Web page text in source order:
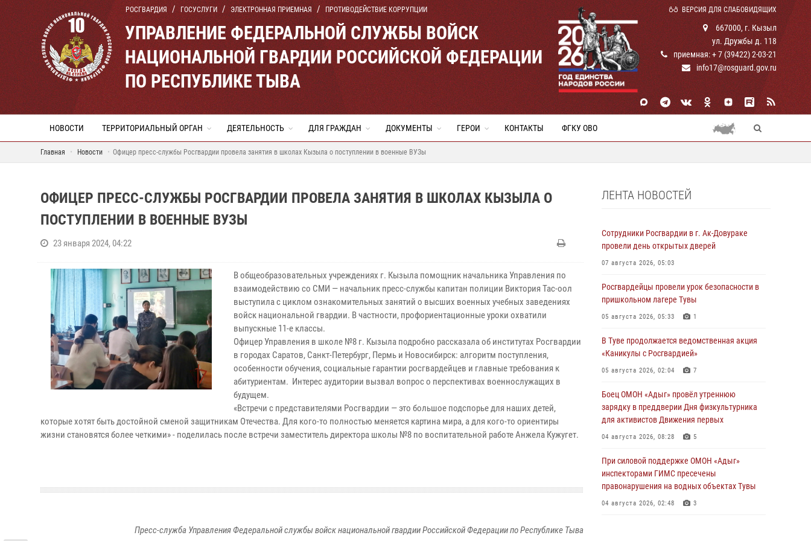
РОСГВАРДИЯ ГОСУСЛУГИ ЭЛЕКТРОННАЯ ПРИЕМНАЯ ПРОТИВОДЕЙСТВИЕ КОРРУПЦИИ ВЕРСИЯ ДЛЯ СЛАБОВИДЯЩИХ
УПРАВЛЕНИЕ ФЕДЕРАЛЬНОЙ СЛУЖБЫ ВОЙСК
НАЦИОНАЛЬНОЙ ГВАРДИИ РОССИЙСКОЙ ФЕДЕРАЦИИ
ПО РЕСПУБЛИКЕ ТЫВА
667000, г. Кызыл
ул. Дружбы д. 118
приемная: + 7 (39422) 2-03-21
info17@rosguard.gov.ru
НОВОСТИ ТЕРРИТОРИАЛЬНЫЙ ОРГАН ДЕЯТЕЛЬНОСТЬ ДЛЯ ГРАЖДАН ДОКУМЕНТЫ ГЕРОИ КОНТАКТЫ ФГКУ ОВО
Главная Новости Офицер пресс-службы Росгвардии провела занятия в школах Кызыла о поступлении в военные ВУЗы
ОФИЦЕР ПРЕСС-СЛУЖБЫ РОСГВАРДИИ ПРОВЕЛА ЗАНЯТИЯ В ШКОЛАХ КЫЗЫЛА О
ПОСТУПЛЕНИИ В ВОЕННЫЕ ВУЗЫ
23 января 2024, 04:22
В общеобразовательных учреждениях г. Кызыла помощник начальника Управления по
взаимодействию со СМИ — начальник пресс-службы капитан полиции Виктория Тас-оол
выступила с циклом ознакомительных занятий о высших военных учебных заведениях
войск национальной гвардии. В частности, профориентационные уроки охватили
выпускные 11-е классы.
Офицер Управления в школе №8 г. Кызыла подробно рассказала об институтах Росгвардии
в городах Саратов, Санкт-Петербург, Пермь и Новосибирск: алгоритм поступления,
особенности обучения, социальные гарантии росгвардейцев и главные требования к
абитуриентам. Интерес аудитории вызвал вопрос о перспективах военнослужащих в
будущем.
«Встречи с представителями Росгвардии — это большое подспорье для наших детей,
которые хотят быть достойной сменой защитникам Отечества. Для кого-то полностью меняется картина мира, а для кого-то ориентиры
жизни становятся более четкими» - поделилась после встречи заместитель директора школы №8 по воспитательной работе Анжела Кужугет.
Пресс-служба Управления Федеральной службы войск национальной гвардии Российской Федерации по Республике Тыва
ЛЕНТА НОВОСТЕЙ
Сотрудники Росгвардии в г. Ак-Довураке
провели день открытых дверей
07 августа 2026, 05:03
Росгвардейцы провели урок безопасности в
пришкольном лагере Тувы
05 августа 2026, 05:33 1
В Туве продолжается ведомственная акция
«Каникулы с Росгвардией»
05 августа 2026, 02:04 7
Боец ОМОН «Адыг» провёл утреннюю
зарядку в преддверии Дня физкультурника
для активистов Движения первых
04 августа 2026, 08:28 5
При силовой поддержке ОМОН «Адыг»
инспекторами ГИМС пресечены
правонарушения на водных объектах Тувы
04 августа 2026, 02:48 3